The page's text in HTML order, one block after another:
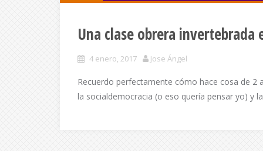
Una clase obrera invertebrada
4 enero, 2017 Jose Ángel
Recuerdo perfectamente cómo hace cosa de
la socialdemocracia (o eso quería pensar yo) y